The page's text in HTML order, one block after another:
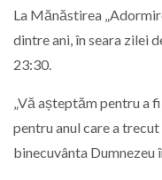
La Mănăstirea
dintre ani, în seara zilei
23:30.
„Vă așteptăm pentru a
pentru anul care a
binecuvânta Dumnezeu